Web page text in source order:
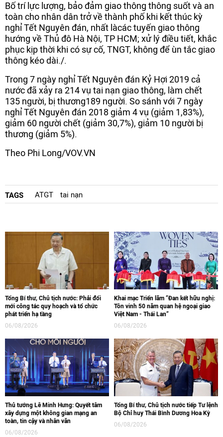
Bố trí lực lượng, bảo đảm giao thông thông suốt và an
toàn cho nhân dân trở về thành phố khi kết thúc kỳ
nghỉ Tết Nguyên đán, nhất làcác tuyến giao thông
hướng về Thủ đô Hà Nội, TP HCM; xử lý điều tiết, khắc
phục kịp thời khi có sự cố, TNGT, không để ùn tắc giao
thông kéo dài./.
Trong 7 ngày nghỉ Tết Nguyên đán Kỷ Hợi 2019 cả
nước đã xảy ra 214 vụ tai nạn giao thông, làm chết
135 người, bị thương189 người. So sánh với 7 ngày
nghỉ Tết Nguyên đán 2018 giảm 4 vụ (giảm 1,83%),
giảm 60 người chết (giảm 30,7%), giảm 10 người bị
thương (giảm 5%).
Theo Phi Long/VOV.VN
TAGS ATGT tai nạn
Tổng Bí thư, Chủ tịch nước: Phải đổi
mới công tác quy hoạch và tổ chức
phát triển hạ tầng
06/08/2026
Khai mạc Triển lãm “Đan kết hữu nghị:
Tôn vinh 50 năm quan hệ ngoại giao
Việt Nam - Thái Lan“
06/08/2026
Thủ tướng Lê Minh Hưng: Quyết tâm
xây dựng một không gian mạng an
toàn, tin cậy và nhân văn
06/08/2026
Tổng Bí thư, Chủ tịch nước tiếp Tư lệnh
Bộ Chỉ huy Thái Bình Dương Hoa Kỳ
06/08/2026